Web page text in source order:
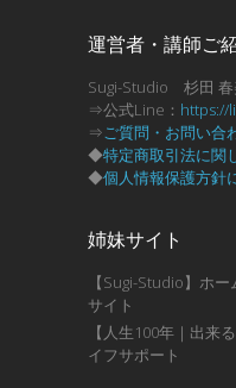
運営者・講師ご
Sugi-Studio 杉田 春
⇒公式Line： https://
⇒ご質問・お問い合
◆特定商取引法に関
◆個人情報保護方針
姉妹サイト
【Sugi-Studio】ホ
サイト
【人生100年｜出来
イフサポート